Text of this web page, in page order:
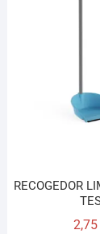
RECOGEDOR
2,75